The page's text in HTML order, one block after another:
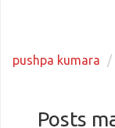
pushpa kumara
Posts